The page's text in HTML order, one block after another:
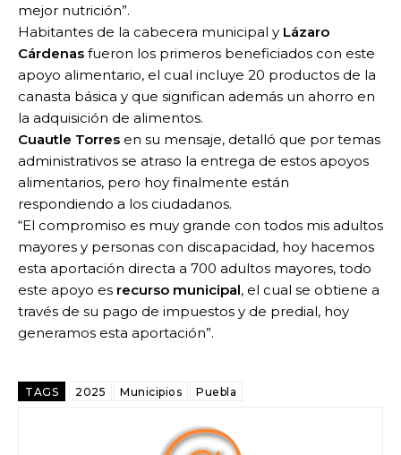
mejor nutrición”.
Habitantes de la cabecera municipal y Lázaro
Cárdenas fueron los primeros beneficiados con este
apoyo alimentario, el cual incluye 20 productos de la
canasta básica y que significan además un ahorro en
la adquisición de alimentos.
Cuautle Torres en su mensaje, detalló que por temas
administrativos se atraso la entrega de estos apoyos
alimentarios, pero hoy finalmente están
respondiendo a los ciudadanos.
“El compromiso es muy grande con todos mis adultos
mayores y personas con discapacidad, hoy hacemos
esta aportación directa a 700 adultos mayores, todo
este apoyo es recurso municipal, el cual se obtiene a
través de su pago de impuestos y de predial, hoy
generamos esta aportación”.
TAGS 2025 Municipios Puebla